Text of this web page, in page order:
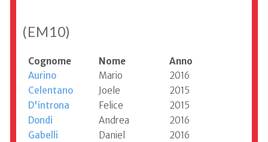
(EM10)
Cognome Nome
Anno
Aurino
Mario
2016
Celentano
Joele
2015
D'introna
Felice
2015
Dondi
Andrea
2016
Gabelli
Daniel
2016